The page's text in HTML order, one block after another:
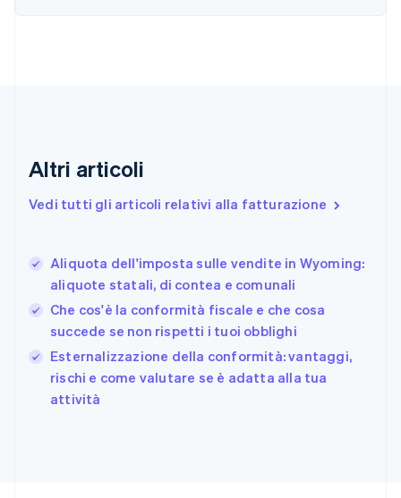
Altri articoli
Vedi tutti gli articoli relativi alla fatturazione
Aliquota dell'imposta sulle vendite in Wyoming:
aliquote statali, di contea e comunali
Che cos'è la conformità fiscale e che cosa
succede se non rispetti i tuoi obblighi
Esternalizzazione della conformità: vantaggi,
rischi e come valutare se è adatta alla tua
attività
Cina continentale
Emirati Arabi Uniti
English
Estonia
EnglishSvenska
Francia
Français
Germania
Deutsch English
Giappone
Gibilterra
English